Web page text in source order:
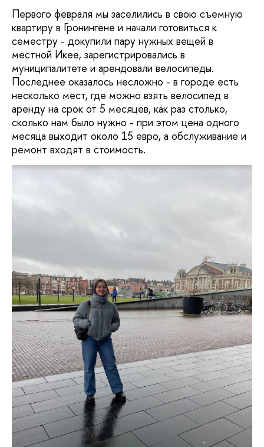
Первого февраля мы заселились в свою съемную
квартиру в Гронингене и начали готовиться к
семестру - докупили пару нужных вещей в
местной Икее, зарегистрировались в
муниципалитете и арендовали велосипеды.
Последнее оказалось несложно - в городе есть
несколько мест, где можно взять велосипед в
аренду на срок от 5 месяцев, как раз столько,
сколько нам было нужно - при этом цена одного
месяца выходит около 15 евро, а обслуживание и
ремонт входят в стоимость.